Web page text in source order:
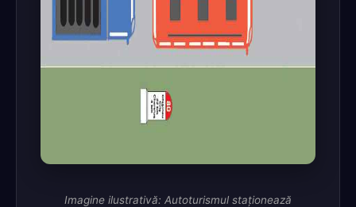
Imagine ilustrativă: Autoturismul staţionează